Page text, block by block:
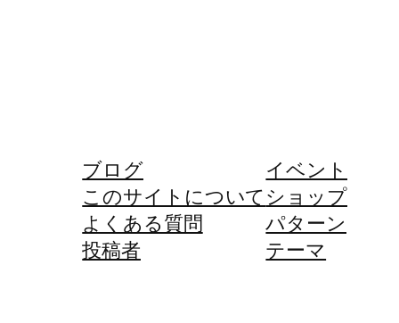
ブログ
このサイトについて
よくある質問
投稿者
イベント
ショップ
パターン
テーマ